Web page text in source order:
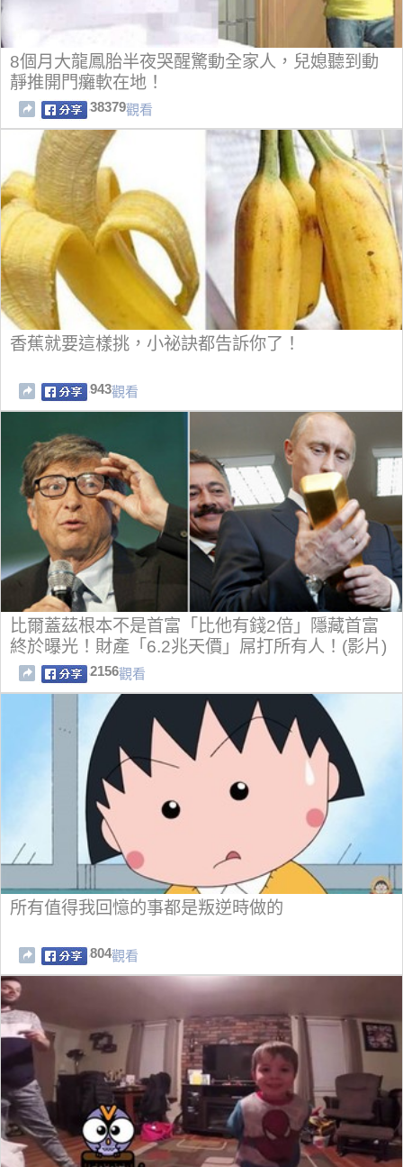
8個月大龍鳳胎半夜哭醒驚動全家人，兒媳聽到動
靜推開門癱軟在地！
38379觀看
香蕉就要這樣挑，小祕訣都告訴你了！
943觀看
比爾蓋茲根本不是首富「比他有錢2倍」隱藏首富
終於曝光！財產「6.2兆天價」屌打所有人！(影片)
2156觀看
所有值得我回憶的事都是叛逆時做的
804觀看